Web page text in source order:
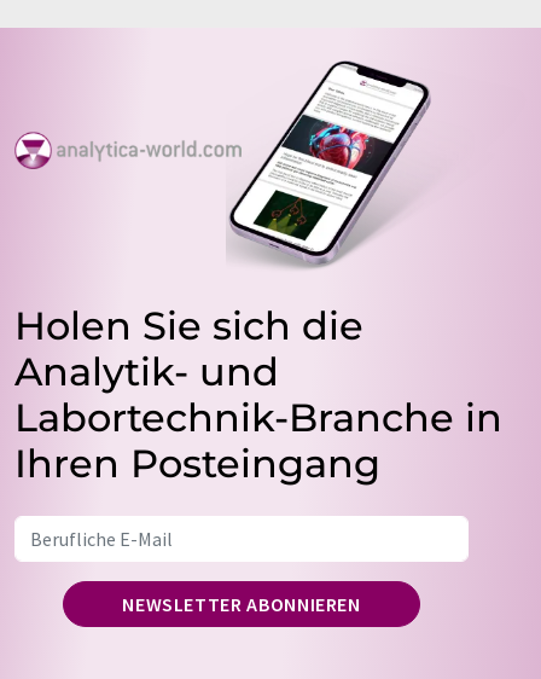
Holen Sie sich die
Analytik- und
Labortechnik-Branche in
Ihren Posteingang
NEWSLETTER ABONNIEREN